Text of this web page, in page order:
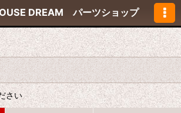
DREAM パーツショップ
さい